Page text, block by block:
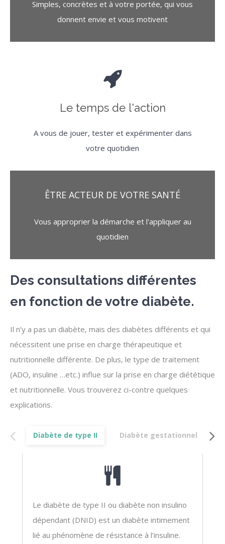
Simples, concrètes et à votre portée, qui vous
donnent envie et vous motivent
Le temps de l'action
A vous de jouer, tester et expérimenter dans
votre quotidien
ÊTRE ACTEUR DE VOTRE SANTÉ
Vous approprier la démarche et l'appliquer au
quotidien
Des consultations différentes
en fonction de votre diabète.
Il n’y a pas un diabète, mais des diabètes différents et qui
nécessitent une prise en charge thérapeutique et
nutritionnelle différente. De plus, le type de traitement
(ADO, insuline …etc.) influe sur la prise en charge diététique
et nutritionnelle. Vous trouverez ci-contre quelques
explications.
Diabète de type II Diabète gestationnel
Le diabète de type II ou diabète non insulino
dépendant (DNID) est un diabète intimement
lié au phénomène de résistance à l’insuline.